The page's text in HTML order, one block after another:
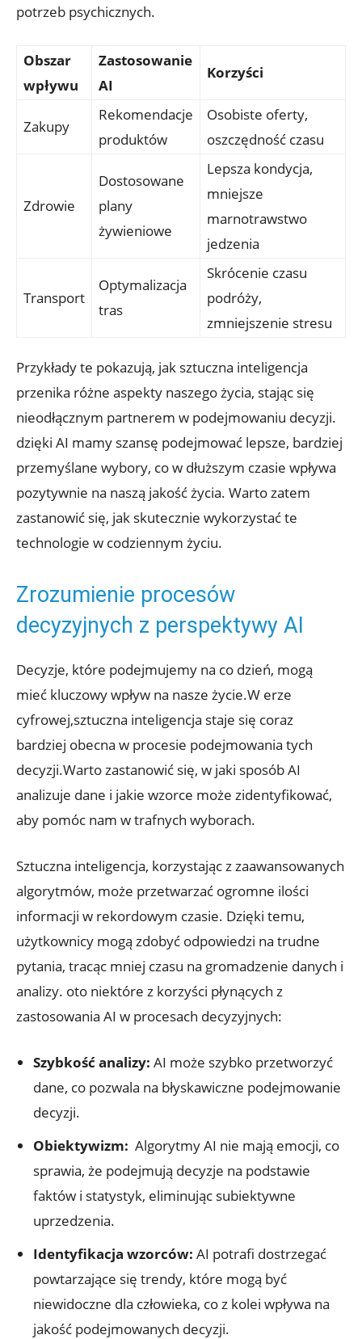
potrzeb psychicznych.
Obszar
wpływu
Zastosowanie
AI
Korzyści
Zakupy
Rekomendacje
⁣produktów
Osobiste oferty,
oszczędność czasu
Zdrowie
Dostosowane
plany
żywieniowe
Lepsza kondycja,
mniejsze
marnotrawstwo
jedzenia
Transport
Optymalizacja
tras
Skrócenie czasu
podróży,
zmniejszenie stresu
Przykłady te pokazują, jak⁢ sztuczna inteligencja
przenika różne aspekty naszego życia, ‌stając się
nieodłącznym partnerem ‍w podejmowaniu decyzji.
dzięki‌ AI mamy szansę podejmować lepsze, bardziej
przemyślane wybory, ⁣co w dłuższym czasie wpływa
pozytywnie na naszą jakość⁣ życia. Warto zatem
zastanowić się, ​jak skutecznie wykorzystać te
technologie w⁤ codziennym życiu.
Zrozumienie procesów⁤
decyzyjnych‌ z perspektywy AI
Decyzje, które podejmujemy na co dzień, mogą‌
mieć ⁤kluczowy wpływ na nasze życie.W erze
cyfrowej,sztuczna inteligencja staje ‍się coraz
⁢bardziej obecna w procesie podejmowania tych
decyzji.Warto zastanowić się, w jaki sposób AI
analizuje dane i jakie ⁢wzorce może zidentyfikować,‌
aby pomóc ‌nam w trafnych wyborach.
Sztuczna inteligencja, korzystając z ‌zaawansowanych
algorytmów, może przetwarzać ogromne ilości
informacji⁤ w⁢ rekordowym​ czasie. Dzięki temu,⁣
użytkownicy mogą zdobyć odpowiedzi ‌na trudne
pytania, tracąc ‍mniej czasu na ⁢gromadzenie‍ danych i
analizy.⁢ oto niektóre z korzyści ‌płynących ‍z
zastosowania​ AI w procesach decyzyjnych:
Szybkość analizy: AI może ⁤szybko przetworzyć⁤
dane, co⁣ pozwala na⁢ błyskawiczne podejmowanie
decyzji.
Obiektywizm: ‌ Algorytmy AI nie mają ‌emocji, ‍co
sprawia, że podejmują ⁣decyzje ⁢na podstawie
faktów i statystyk, eliminując ‍subiektywne
uprzedzenia.
Identyfikacja wzorców: AI potrafi dostrzegać
powtarzające się trendy, które mogą być
⁢niewidoczne dla człowieka, ​co z kolei wpływa ⁤na
jakość‌ podejmowanych decyzji.